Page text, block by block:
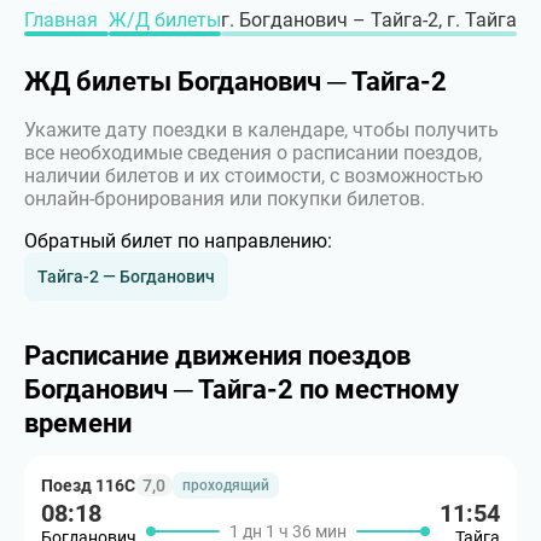
Главная Ж/Д билетыг. Богданович – Тайга-2, г. Тайга
ЖД билеты Богданович ─ Тайга-2
Укажите дату поездки в календаре, чтобы получить
все необходимые сведения о расписании поездов,
наличии билетов и их стоимости, с возможностью
онлайн-бронирования или покупки билетов.
Обратный билет по направлению:
Тайга-2 — Богданович
Расписание движения поездов
Богданович ─ Тайга-2 по местному
времени
Поезд 116С 7,0 проходящий
08:18
1 дн 1 ч 36 мин
11:54